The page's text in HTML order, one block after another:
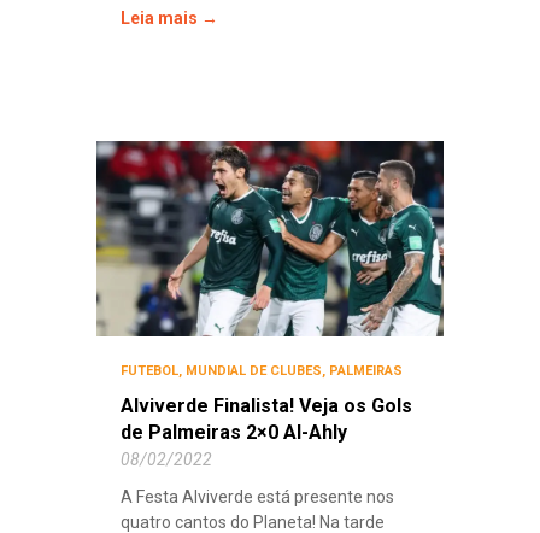
Leia mais →
FUTEBOL, MUNDIAL DE CLUBES, PALMEIRAS
Alviverde Finalista! Veja os Gols
de Palmeiras 2×0 Al-Ahly
08/02/2022
A Festa Alviverde está presente nos
quatro cantos do Planeta! Na tarde